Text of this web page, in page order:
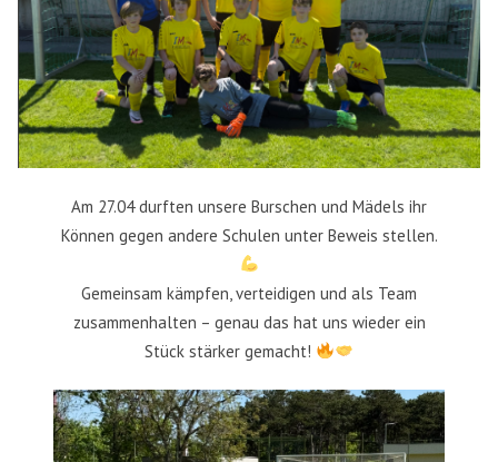
Am 27.04 durften unsere Burschen und Mädels ihr
Können gegen andere Schulen unter Beweis stellen.
Gemeinsam kämpfen, verteidigen und als Team
zusammenhalten – genau das hat uns wieder ein
Stück stärker gemacht!